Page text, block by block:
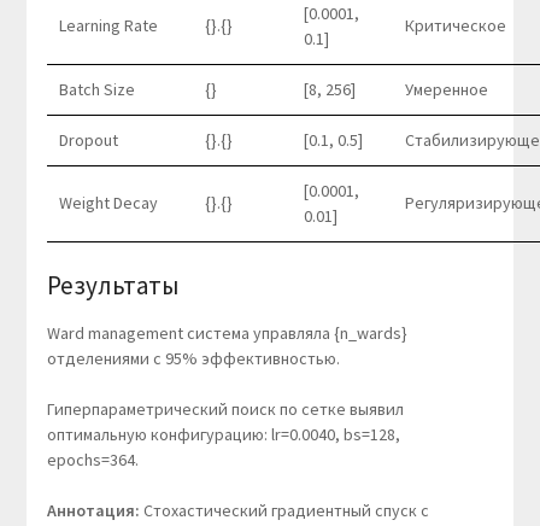
Learning Rate {}.{}
[0.0001,
0.1]
Критическое
Batch Size {} [8, 256] Умеренное
Dropout {}.{} [0.1, 0.5]
Weight Decay {}.{}
[0.0001,
0.01]
Результаты
Ward management система управляла {n_wards}
отделениями с 95% эффективностью.
Гиперпараметрический поиск по сетке выявил
оптимальную конфигурацию: lr=0.0040, bs=128,
epochs=364.
Аннотация: Стохастический градиентный спуск с